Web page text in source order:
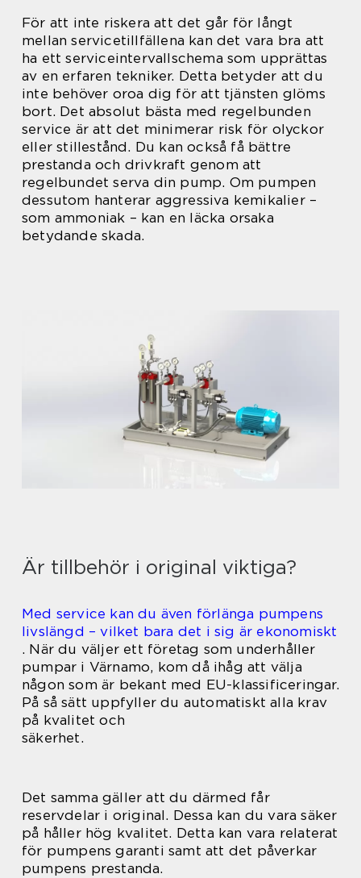
För att inte riskera att det går för långt
mellan servicetillfällena kan det vara bra att
ha ett serviceintervallschema som upprättas
av en erfaren tekniker. Detta betyder att du
inte behöver oroa dig för att tjänsten glöms
bort. Det absolut bästa med regelbunden
service är att det minimerar risk för olyckor
eller stillestånd. Du kan också få bättre
prestanda och drivkraft genom att
regelbundet serva din pump. Om pumpen
dessutom hanterar aggressiva kemikalier –
som ammoniak – kan en läcka orsaka
betydande skada.
Är tillbehör i original viktiga?
Med service kan du även förlänga pumpens
livslängd – vilket bara det i sig är ekonomiskt
. När du väljer ett företag som underhåller
pumpar i Värnamo, kom då ihåg att välja
någon som är bekant med EU-klassificeringar.
På så sätt uppfyller du automatiskt alla krav
på kvalitet och
säkerhet.
Det samma gäller att du därmed får
reservdelar i original. Dessa kan du vara säker
på håller hög kvalitet. Detta kan vara relaterat
för pumpens garanti samt att det påverkar
pumpens prestanda.